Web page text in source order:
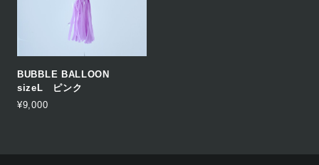
BUBBLE BALLOON
sizeL ピンク
¥9,000